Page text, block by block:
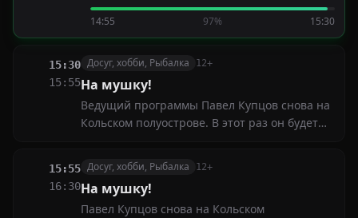
снятые рыболовами-профессионалами и
кинематографистами-любителями
14:55 97% 15:30
15:30
15:55
Досуг, хобби, Рыбалка 12+
На мушку!
Ведущий программы Павел Купцов снова на
Кольском полуострове. В этот раз он будет
15:55
16:30
Досуг, хобби, Рыбалка 12+
На мушку!
Павел Купцов снова на Кольском